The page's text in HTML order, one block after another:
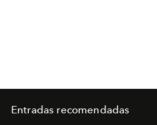
Entradas recomendadas